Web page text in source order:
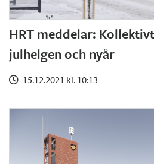
HRT meddelar:
julhelgen och nyår
15.12.2021 kl. 10:13